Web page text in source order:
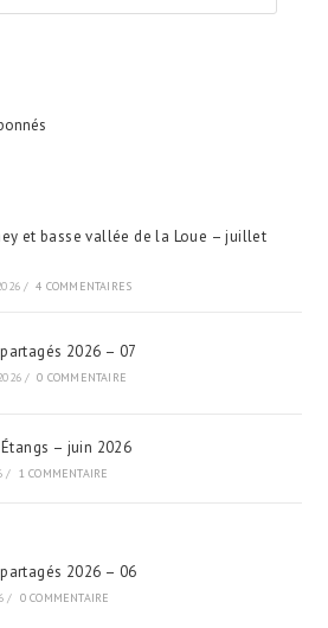
et basse vallée de la Loue – juillet
/ 4 COMMENTAIRES
2026 – 07
/ 0 COMMENTAIRE
– juin 2026
/ 1 COMMENTAIRE
2026 – 06
/ 0 COMMENTAIRE